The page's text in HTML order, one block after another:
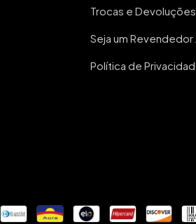
Trocas e Devoluções
Seja um
Política de